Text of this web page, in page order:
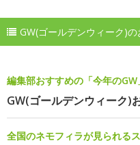
GW(ゴールデンウィーク)
編集部おすすめの「今年の
GW(ゴールデンウィーク)
全国のネモフィラが見られる